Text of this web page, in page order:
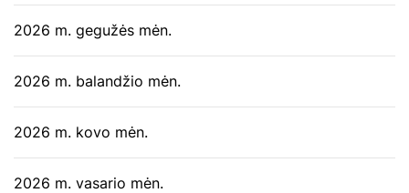
2026 m. gegužės mėn.
2026 m. balandžio mėn.
2026 m. kovo mėn.
2026 m. vasario mėn.